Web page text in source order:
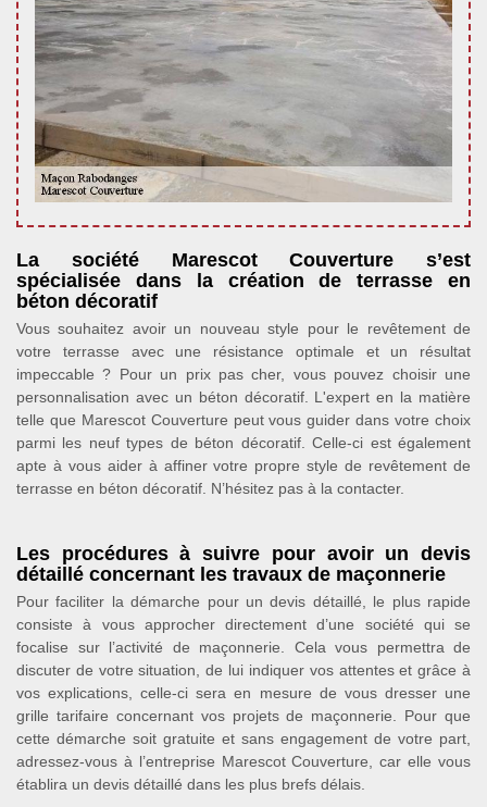
La société Marescot Couverture s’est
spécialisée dans la création de terrasse en
béton décoratif
Vous souhaitez avoir un nouveau style pour le revêtement de
votre terrasse avec une résistance optimale et un résultat
impeccable ? Pour un prix pas cher, vous pouvez choisir une
personnalisation avec un béton décoratif. L'expert en la matière
telle que Marescot Couverture peut vous guider dans votre choix
parmi les neuf types de béton décoratif. Celle-ci est également
apte à vous aider à affiner votre propre style de revêtement de
terrasse en béton décoratif. N’hésitez pas à la contacter.
Les procédures à suivre pour avoir un devis
détaillé concernant les travaux de maçonnerie
Pour faciliter la démarche pour un devis détaillé, le plus rapide
consiste à vous approcher directement d’une société qui se
focalise sur l’activité de maçonnerie. Cela vous permettra de
discuter de votre situation, de lui indiquer vos attentes et grâce à
vos explications, celle-ci sera en mesure de vous dresser une
grille tarifaire concernant vos projets de maçonnerie. Pour que
cette démarche soit gratuite et sans engagement de votre part,
adressez-vous à l’entreprise Marescot Couverture, car elle vous
établira un devis détaillé dans les plus brefs délais.